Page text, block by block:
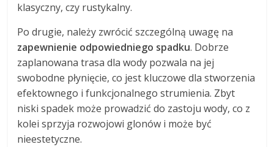
klasyczny, czy rustykalny.
Po drugie, należy zwrócić szczególną uwagę na
zapewnienie odpowiedniego spadku. Dobrze
zaplanowana trasa dla wody pozwala na jej
swobodne płynięcie, co jest kluczowe dla stworzenia
efektownego i funkcjonalnego strumienia. Zbyt
niski spadek może prowadzić do zastoju wody, co z
kolei sprzyja rozwojowi glonów i może być
nieestetyczne.